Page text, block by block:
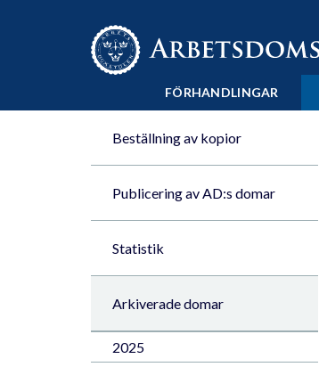
Till innehåll på sidan x
FÖRHANDLINGAR
Beställning av kopior
Publicering av AD:s domar
Statistik
Arkiverade domar
2025